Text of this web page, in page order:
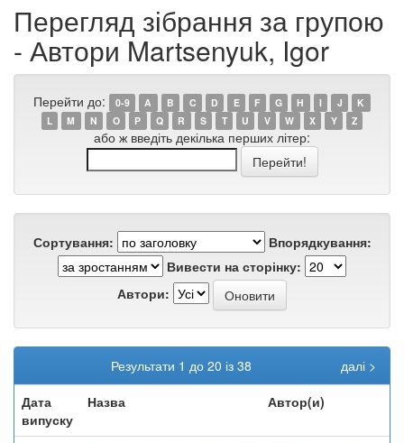
Перегляд зібрання за групою
- Автори Martsenyuk, Igor
Перейти до: 0-9 A B C D E F G H I J
K
L
M N O P Q R S T U V W X Y Z
або ж введіть декілька перших літер:
Сортування:
Впорядкування:
Вивести на сторінку:
Автори:
Результати 1 до 20 із 38
далі >
Дата
випуску
Назва Автор(и)